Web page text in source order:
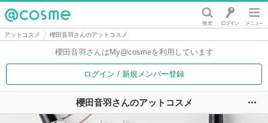
@cosme
アットコスメ 櫻田音羽さんのアットコスメ
櫻田音羽さんは My@cosmeを利用しています
ログイン / 新規メンバー登録
櫻田音羽さんのアットコスメ